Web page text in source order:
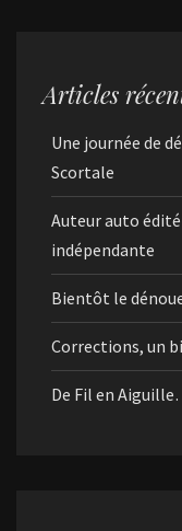
Articles
Une journée de
Scortale
Auteur auto
indépendante
Bientôt le
Corrections, un
De Fil en